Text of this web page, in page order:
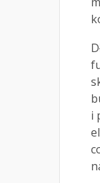
i